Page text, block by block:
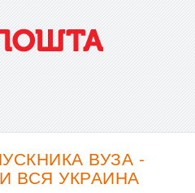
ВУЗА -
ВСЯ УКРАИНА